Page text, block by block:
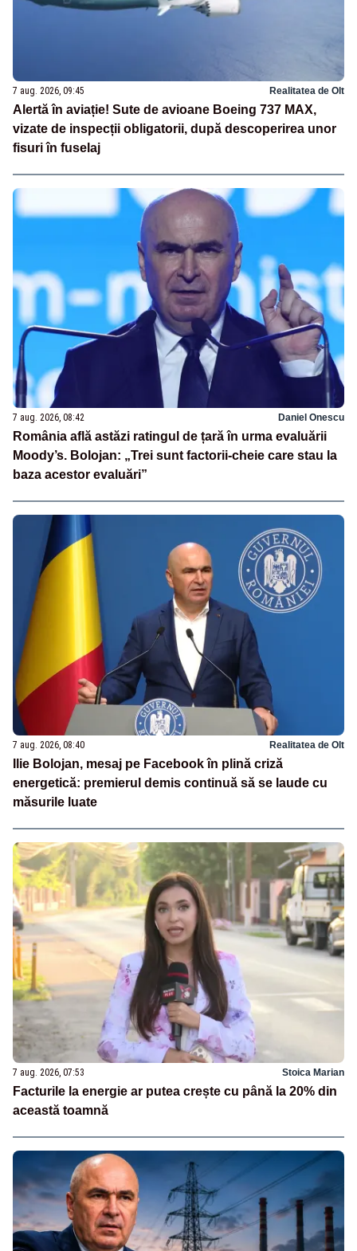
7 aug. 2026, 09:45 Realitatea de Olt
Alertă în aviație! Sute de avioane Boeing 737 MAX,
vizate de inspecții obligatorii, după descoperirea unor
fisuri în fuselaj
7 aug. 2026, 08:42 Daniel Onescu
România află astăzi ratingul de țară în urma evaluării
Moody’s. Bolojan: „Trei sunt factorii-cheie care stau la
baza acestor evaluări”
7 aug. 2026, 08:40 Realitatea de Olt
Ilie Bolojan, mesaj pe Facebook în plină criză
energetică: premierul demis continuă să se laude cu
măsurile luate
7 aug. 2026, 07:53 Stoica Marian
Facturile la energie ar putea crește cu până la 20% din
această toamnă